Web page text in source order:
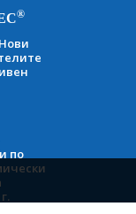
®
по